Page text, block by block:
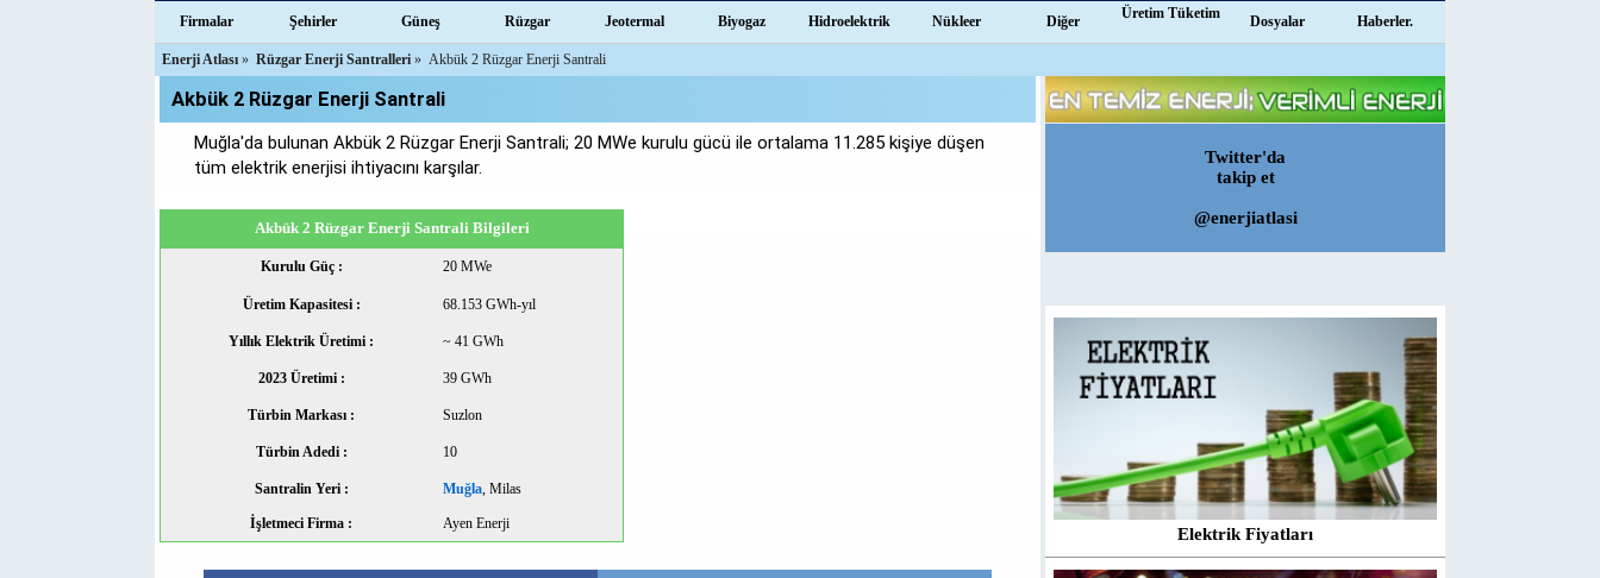
Firmalar Şehirler Güneş Rüzgar Jeotermal Biyogaz Hidroelektrik Nükleer Diğer Üretim Tüketim Dosyalar Haberler.
Enerji Atlası » Rüzgar Enerji Santralleri » Akbük 2 Rüzgar Enerji Santrali
Akbük 2 Rüzgar Enerji Santrali
Muğla'da bulunan Akbük 2 Rüzgar Enerji Santrali; 20 MWe kurulu gücü ile ortalama 11.285 kişiye düşen
tüm elektrik enerjisi ihtiyacını karşılar.
Akbük 2 Rüzgar Enerji Santrali Bilgileri
Kurulu Güç : 20 MWe
Üretim Kapasitesi : 68.153 GWh-yıl
Yıllık Elektrik Üretimi : ~ 41 GWh
2023 Üretimi : 39 GWh
Türbin Markası : Suzlon
Türbin Adedi : 10
Santralin Yeri : Muğla, Milas
İşletmeci Firma : Ayen Enerji
Twitter'da
takip et
@enerjiatlasi
Elektrik Fiyatları